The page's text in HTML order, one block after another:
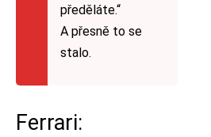
předěláte.“
A přesně to se
stalo.
Ferrari: